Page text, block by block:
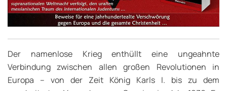
Der namenlose Kriegenthüllt eine ungeahnte
Verbindung zwischen allen großen Revolutionen in
Europa – von der Zeit König Karls I. bis zu dem